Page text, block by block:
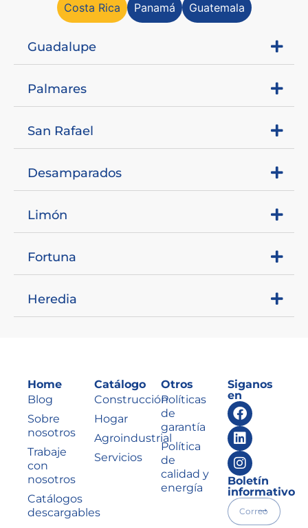
Costa Rica Panamá Guatemala
Guadalupe
Palmares
San Rafael
Desamparados
Limón
Fortuna
Heredia
Home
Blog
Sobre
nosotros
Trabaje
con
nosotros
Catálogos
descargables
Catálogo
Construcción
Hogar
Agroindustrial
Servicios
Otros
Políticas
de
garantía
Política
de
calidad y
energía
Siganos
en
Boletín
informativo